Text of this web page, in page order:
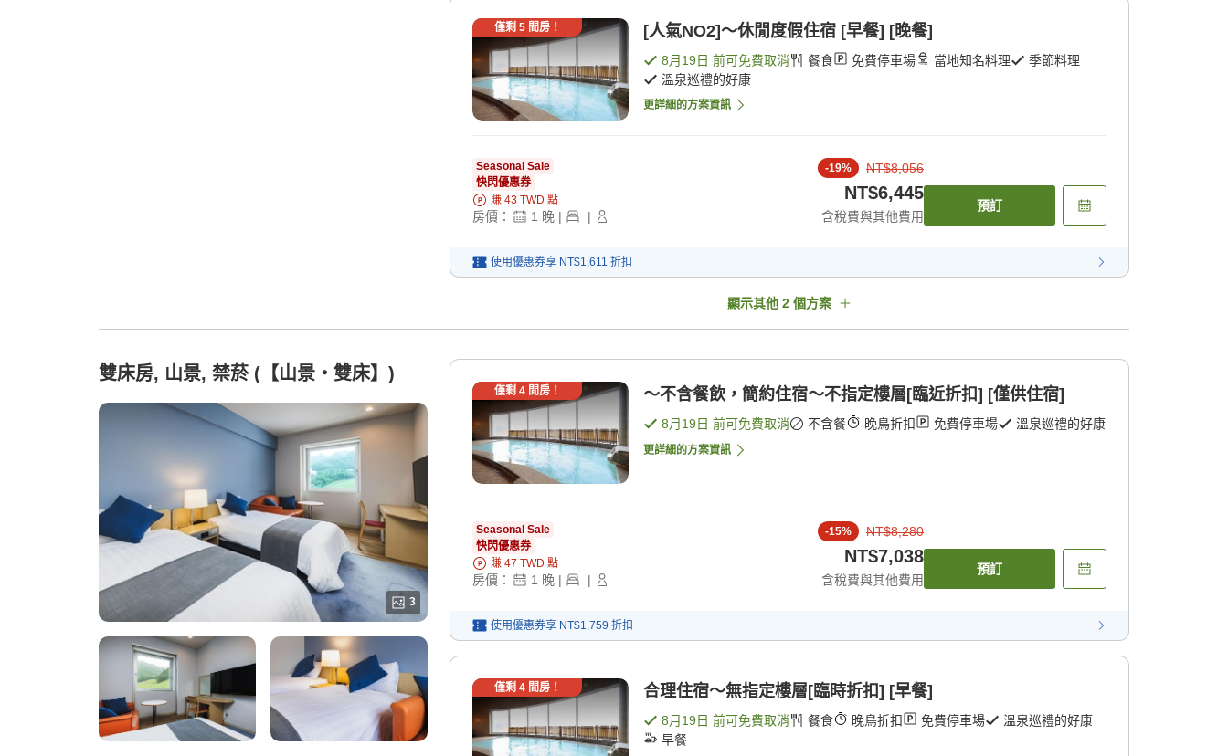
僅剩 5間房！ [人氣NO2]～休閒度假住宿 [早餐] [晚餐]
8月19日 前可免費取消 餐食 免費停車場 當地知名料理
季節料理
溫泉巡禮的好康
更詳細的方案資訊
Seasonal Sale
快閃優惠券
賺 43 TWD 點
房價： 1 晚 | |
-19% NT$8,056
NT$6,445
含稅費與其他費用
預訂
使用優惠券享 NT$1,611 折扣
顯示其他 2 個方案
雙床房, 山景, 禁菸 (【山景・雙床】)
3
僅剩 4間房！ ～不含餐飲，簡約住宿～不指定樓層[臨近折扣] [僅供住宿]
8月19日 前可免費取消 不含餐 晚鳥折扣 免費停車場 溫泉巡禮的好康
更詳細的方案資訊
Seasonal Sale
快閃優惠券
賺 47 TWD 點
房價： 1 晚 | |
-15% NT$8,280
NT$7,038
含稅費與其他費用
預訂
使用優惠券享 NT$1,759 折扣
僅剩 4間房！ 合理住宿～無指定樓層[臨時折扣] [早餐]
8月19日 前可免費取消 餐食 晚鳥折扣 免費停車場
溫泉巡禮的好康
早餐